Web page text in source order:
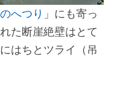
へつり 」にも寄っ
た断崖絶壁はとて
はちとツライ（吊